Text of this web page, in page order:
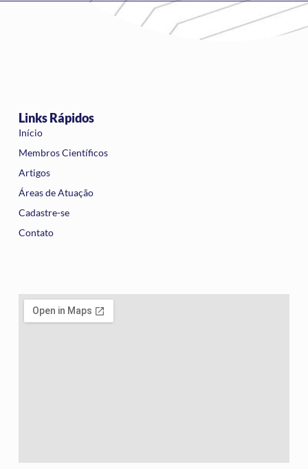
Links Rápidos
Início
Membros Científicos
Artigos
Áreas de Atuação
Cadastre-se
Contato